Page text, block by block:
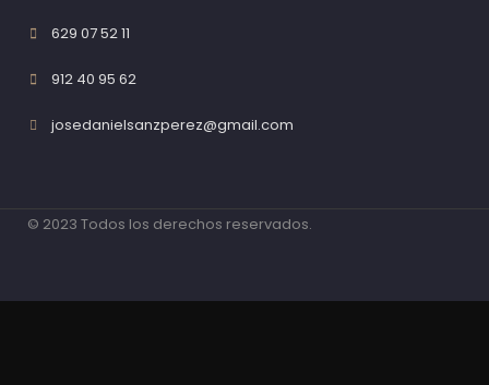
629 07 52 11
912 40 95 62
josedanielsanzperez@gmail.com
© 2023 Todos los derechos reservados.